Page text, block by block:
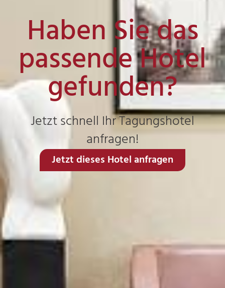
Haben Sie das
passende Hotel
gefunden?
Jetzt schnell Ihr Tagungshotel
anfragen!
Jetzt dieses Hotel anfragen